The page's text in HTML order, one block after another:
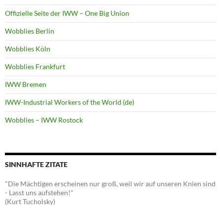
Offizielle Seite der IWW – One Big Union
Wobblies Berlin
Wobblies Köln
Wobblies Frankfurt
IWW Bremen
IWW-Industrial Workers of the World (de)
Wobblies – IWW Rostock
SINNHAFTE ZITATE
"Die Mächtigen erscheinen nur groß, weil wir auf unseren Knien sind
- Lasst uns aufstehen!"
(Kurt Tucholsky)